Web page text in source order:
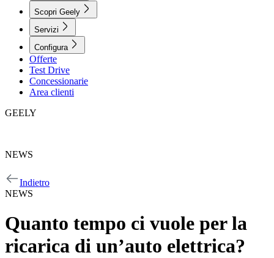
Scopri Geely
Servizi
Configura
Offerte
Test Drive
Concessionarie
Area clienti
GEELY
NEWS
Indietro
NEWS
Quanto tempo ci vuole per la
ricarica di un’auto elettrica?